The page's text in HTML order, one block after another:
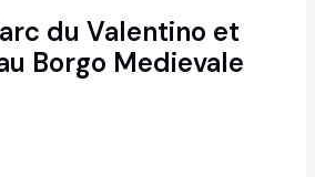
du Valentino et
Borgo Medievale